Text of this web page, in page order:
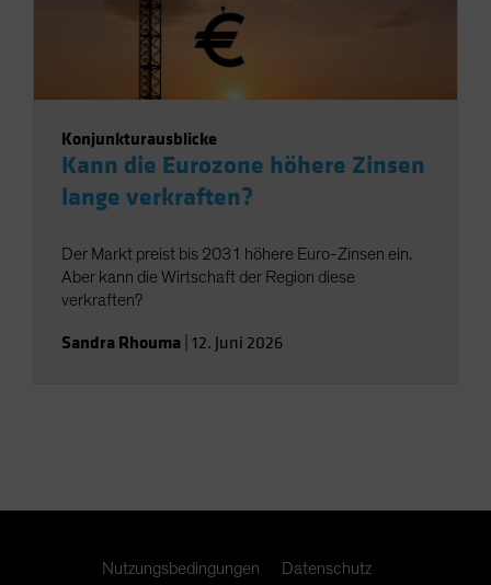
Konjunkturausblicke
Kann die Eurozone höhere Zinsen
lange verkraften?
Der Markt preist bis 2031 höhere Euro-Zinsen ein.
Aber kann die Wirtschaft der Region diese
verkraften?
Sandra Rhouma 12. Juni 2026
Nutzungsbedingungen Datenschutz